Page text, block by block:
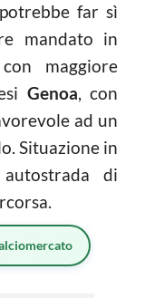
far sì
mandato in
maggiore
Genoa, con
ad un
Situazione in
autostrada di